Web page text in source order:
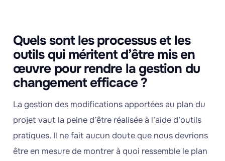
Quels sont les processus et les
outils qui méritent d’être mis en
œuvre pour rendre la gestion du
changement efficace ?
La gestion des modifications apportées au plan du
projet vaut la peine d’être réalisée à l’aide d’outils
pratiques. Il ne fait aucun doute que nous devrions
être en mesure de montrer à quoi ressemble le plan